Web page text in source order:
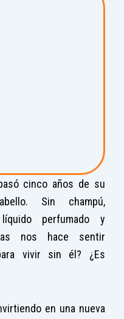
cinco años de su
Sin champú,
perfumado y
nos hace sentir
vivir sin él? ¿Es
en una nueva